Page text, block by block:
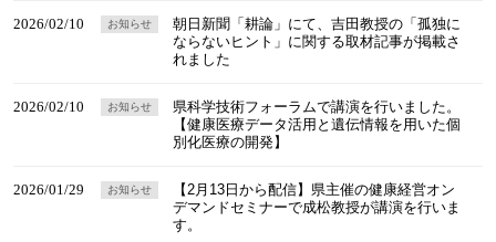
2026/02/10
朝日新聞「耕論」にて、吉田教授の「孤独に
ならないヒント」に関する取材記事が掲載さ
れました
お知らせ
2026/02/10
県科学技術フォーラムで講演を行いました。
【健康医療データ活用と遺伝情報を用いた個
別化医療の開発】
お知らせ
2026/01/29
【2月13日から配信】県主催の健康経営オン
デマンドセミナーで成松教授が講演を行いま
す。
お知らせ